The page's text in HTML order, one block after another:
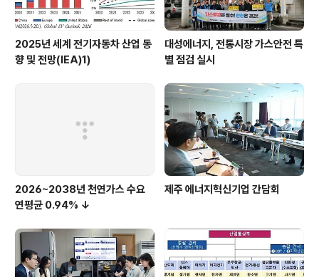
2025년 세계 전기자동차 산업 동
향 및 전망(IEA)1)
대성에너지, 전통시장 가스안전 특
별 점검 실시
2026~2038년 천연가스 수요
연평균 0.94% ↓
제주 에너지혁신기업 간담회